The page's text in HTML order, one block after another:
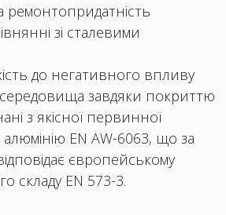
ремонтопридатність
зі сталевими
до негативного впливу
завдяки покриттю
з якісної первинної
EN AW-6063, що за
європейському
складу EN 573-3.